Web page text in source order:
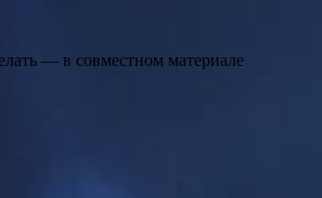
— в совместном материале